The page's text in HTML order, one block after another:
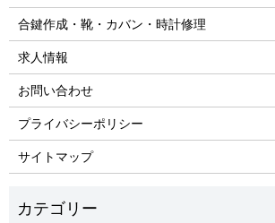
合鍵作成・靴・カバン・時計修理
求人情報
お問い合わせ
プライバシーポリシー
サイトマップ